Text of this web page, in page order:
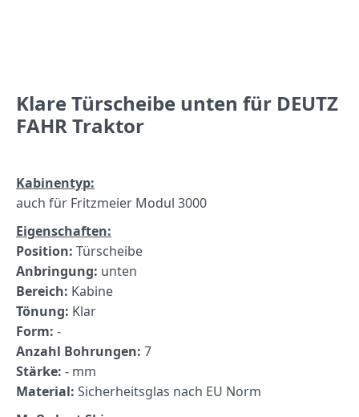
Klare Türscheibe unten für DEUTZ
FAHR Traktor
Kabinentyp:
auch für Fritzmeier Modul 3000
Eigenschaften:
Position: Türscheibe
Anbringung: unten
Bereich: Kabine
Tönung: Klar
Form: -
Anzahl Bohrungen: 7
Stärke: - mm
Material: Sicherheitsglas nach EU Norm